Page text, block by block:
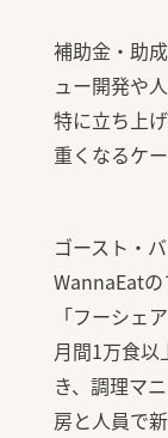
補助金・助
ュー開発や
特に立ち上
重くなるケ
ゴースト・
WannaEat
「フーシェ
月間1万食以
き、調理マ
房と人員で